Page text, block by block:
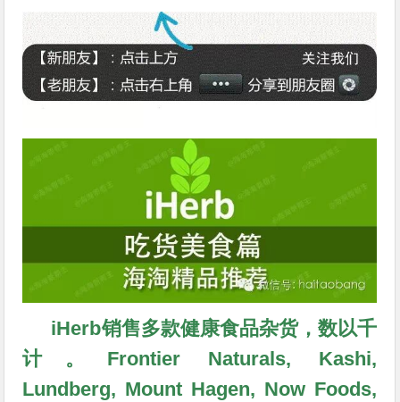
iHerb销售多款健康食品杂货，数以千
计。Frontier Naturals, Kashi,
Lundberg, Mount Hagen, Now Foods,